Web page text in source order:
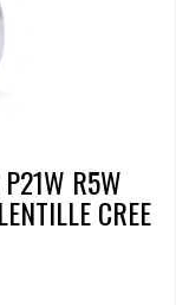
R5W
CREE